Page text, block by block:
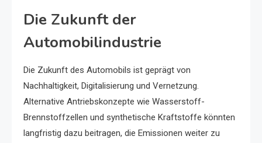
Die Zukunft der
Automobilindustrie
Die Zukunft des Automobils ist geprägt von
Nachhaltigkeit, Digitalisierung und Vernetzung.
Alternative Antriebskonzepte wie Wasserstoff-
Brennstoffzellen und synthetische Kraftstoffe könnten
langfristig dazu beitragen, die Emissionen weiter zu